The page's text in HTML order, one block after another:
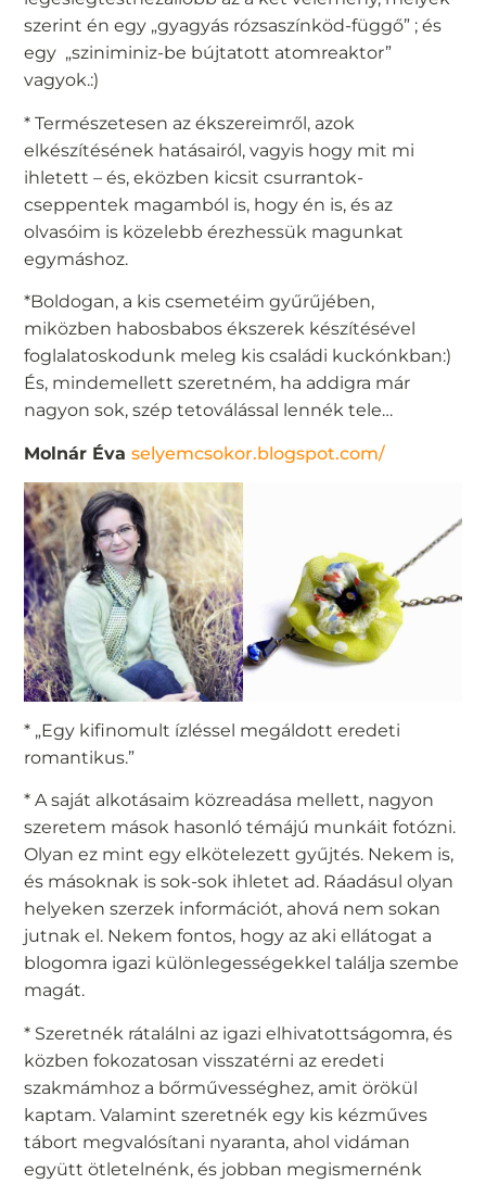
szerint én egy „gyagyás rózsaszínköd-függő” ; és
egy „sziniminiz-be bújtatott atomreaktor”
vagyok.:)
* Természetesen az ékszereimről, azok
elkészítésének hatásairól, vagyis hogy mit mi
ihletett – és, eközben kicsit csurrantok-
cseppentek magamból is, hogy én is, és az
olvasóim is közelebb érezhessük magunkat
egymáshoz.
*Boldogan, a kis csemetéim gyűrűjében,
miközben habosbabos ékszerek készítésével
foglalatoskodunk meleg kis családi kuckónkban:)
És, mindemellett szeretném, ha addigra már
nagyon sok, szép tetoválással lennék tele…
Molnár Évaselyemcsokor.blogspot.com/
* „Egy kifinomult ízléssel megáldott eredeti
romantikus.”
* A saját alkotásaim közreadása mellett, nagyon
szeretem mások hasonló témájú munkáit fotózni.
Olyan ez mint egy elkötelezett gyűjtés. Nekem is,
és másoknak is sok-sok ihletet ad. Ráadásul olyan
helyeken szerzek információt, ahová nem sokan
jutnak el. Nekem fontos, hogy az aki ellátogat a
blogomra igazi különlegességekkel találja szembe
magát.
* Szeretnék rátalálni az igazi elhivatottságomra, és
közben fokozatosan visszatérni az eredeti
szakmámhoz a bőrművességhez, amit örökül
kaptam. Valamint szeretnék egy kis kézműves
tábort megvalósítani nyaranta, ahol vidáman
együtt ötletelnénk, és jobban megismernénk